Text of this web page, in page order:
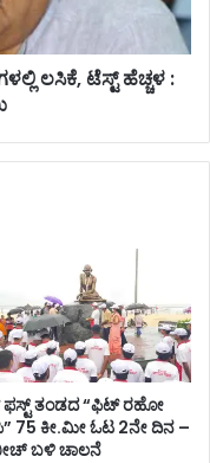
ಲಸಿಕೆ, ಟೆಸ್ಟ್‌ ಹೆಚ್ಚಳ :
ತಂಡದ “ಫಿಟ್ ರಹೋ
75 ಕೀ.ಮೀ ಓಟ 2ನೇ ದಿನ –
ಬಳಿ ಚಾಲನೆ